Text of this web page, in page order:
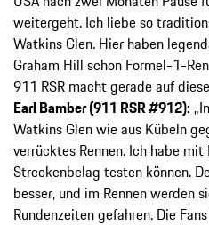
weitergeht. Ich liebe so
Watkins Glen. Hier haben
Graham Hill schon Formel-1-
911 RSR macht gerade auf
Earl Bamber (911 RSR #912):
Watkins Glen wie aus Kübeln
verrücktes Rennen. Ich habe
Streckenbelag testen können.
besser, und im Rennen werden
Rundenzeiten gefahren. Die